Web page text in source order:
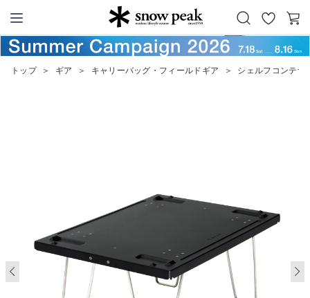
Snow Peak
お
気
カ
ー
トップ ＞ ギア ＞ キャリーバッグ・フィールドギア ＞ シェルフコンテナ